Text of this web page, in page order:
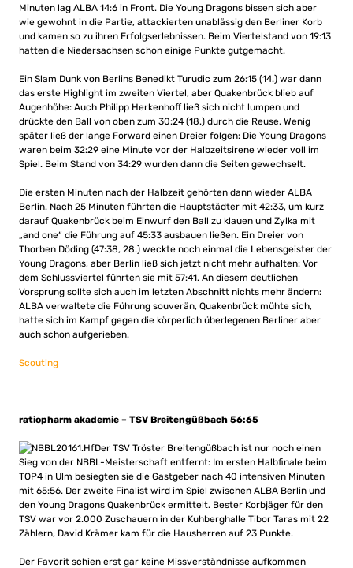
Minuten lag ALBA 14:6 in Front. Die Young Dragons bissen sich aber
wie gewohnt in die Partie, attackierten unablässig den Berliner Korb
und kamen so zu ihren Erfolgserlebnissen. Beim Viertelstand von 19:13
hatten die Niedersachsen schon einige Punkte gutgemacht.
Ein Slam Dunk von Berlins Benedikt Turudic zum 26:15 (14.) war dann
das erste Highlight im zweiten Viertel, aber Quakenbrück blieb auf
Augenhöhe: Auch Philipp Herkenhoff ließ sich nicht lumpen und
drückte den Ball von oben zum 30:24 (18.) durch die Reuse. Wenig
später ließ der lange Forward einen Dreier folgen: Die Young Dragons
waren beim 32:29 eine Minute vor der Halbzeitsirene wieder voll im
Spiel. Beim Stand von 34:29 wurden dann die Seiten gewechselt.
Die ersten Minuten nach der Halbzeit gehörten dann wieder ALBA
Berlin. Nach 25 Minuten führten die Hauptstädter mit 42:33, um kurz
darauf Quakenbrück beim Einwurf den Ball zu klauen und Zylka mit
„and one“ die Führung auf 45:33 ausbauen ließen. Ein Dreier von
Thorben Döding (47:38, 28.) weckte noch einmal die Lebensgeister der
Young Dragons, aber Berlin ließ sich jetzt nicht mehr aufhalten: Vor
dem Schlussviertel führten sie mit 57:41. An diesem deutlichen
Vorsprung sollte sich auch im letzten Abschnitt nichts mehr ändern:
ALBA verwaltete die Führung souverän, Quakenbrück mühte sich,
hatte sich im Kampf gegen die körperlich überlegenen Berliner aber
auch schon aufgerieben.
Scouting
ratiopharm akademie – TSV Breitengüßbach 56:65
Der TSV Tröster Breitengüßbach ist nur noch einen
Sieg von der NBBL-Meisterschaft entfernt: Im ersten Halbfinale beim
TOP4 in Ulm besiegten sie die Gastgeber nach 40 intensiven Minuten
mit 65:56. Der zweite Finalist wird im Spiel zwischen ALBA Berlin und
den Young Dragons Quakenbrück ermittelt. Bester Korbjäger für den
TSV war vor 2.000 Zuschauern in der Kuhberghalle Tibor Taras mit 22
Zählern, David Krämer kam für die Hausherren auf 23 Punkte.
Der Favorit schien erst gar keine Missverständnisse aufkommen